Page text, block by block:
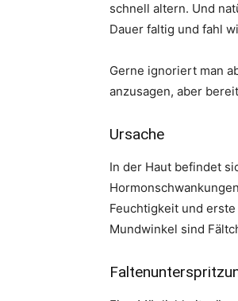
schnell altern. Und
Dauer faltig und fahl
Gerne ignoriert man
anzusagen, aber
Ursache
In der Haut befindet
Feuchtigkeit und
Mundwinkel sind